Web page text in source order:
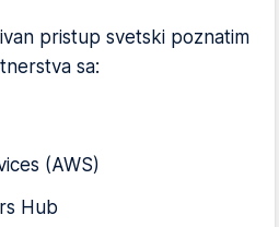
pristup svetski poznatim
sa:
(AWS)
Hub